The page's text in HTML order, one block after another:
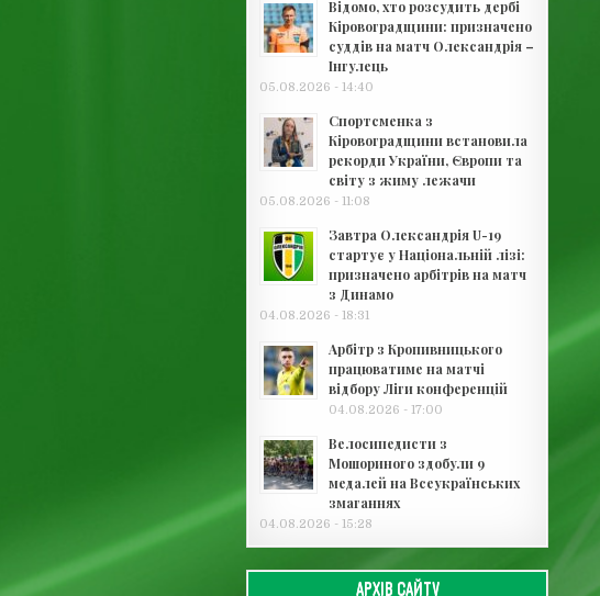
Відомо, хто розсудить дербі
Кіровоградщини: призначено
суддів на матч Олександрія –
Інгулець
05.08.2026 - 14:40
Спортсменка з
Кіровоградщини встановила
рекорди України, Європи та
світу з жиму лежачи
05.08.2026 - 11:08
Завтра Олександрія U-19
стартує у Національній лізі:
призначено арбітрів на матч
з Динамо
04.08.2026 - 18:31
Арбітр з Кропивницького
працюватиме на матчі
відбору Ліги конференцій
04.08.2026 - 17:00
Велосипедисти з
Мошориного здобули 9
медалей на Всеукраїнських
змаганнях
04.08.2026 - 15:28
АРХІВ САЙТУ